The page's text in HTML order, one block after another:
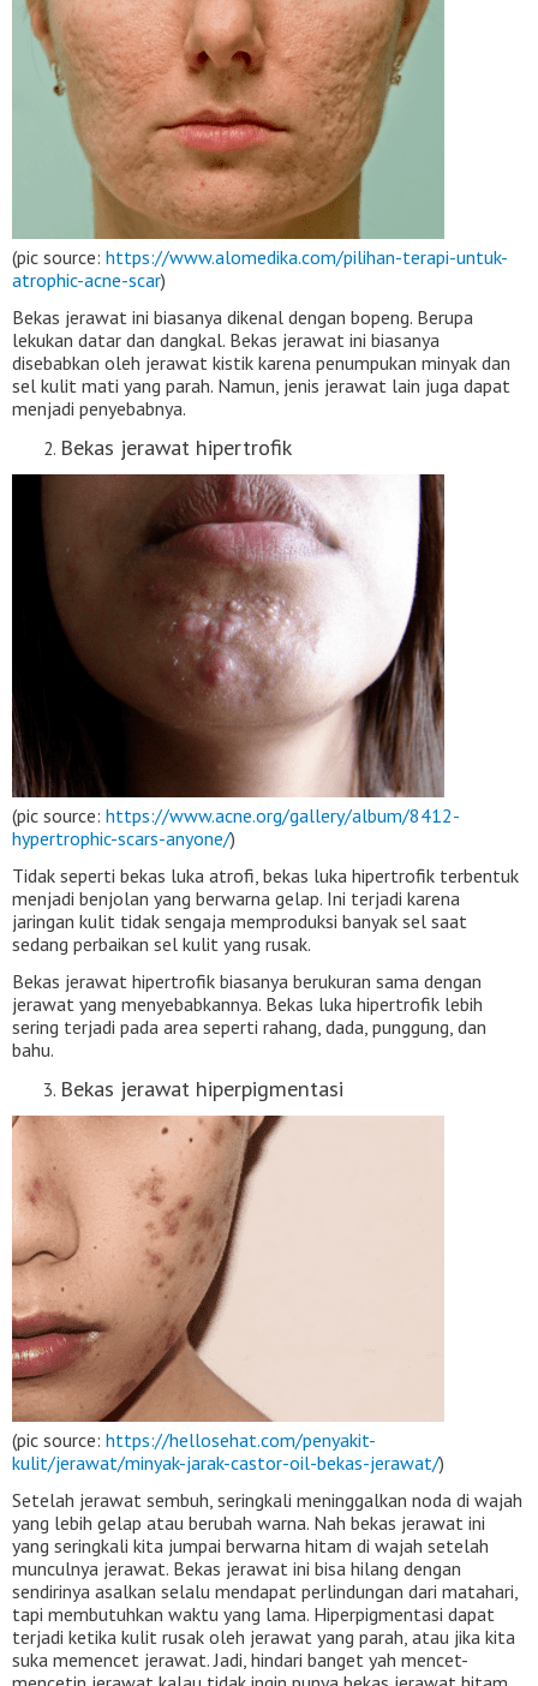
(pic source: https://www.alomedika.com/pilihan-terapi-untuk-
atrophic-acne-scar)
Bekas jerawat ini biasanya dikenal dengan bopeng. Berupa
lekukan datar dan dangkal. Bekas jerawat ini biasanya
disebabkan oleh jerawat kistik karena penumpukan minyak dan
sel kulit mati yang parah. Namun, jenis jerawat lain juga dapat
menjadi penyebabnya.
Bekas jerawat hipertrofik
(pic source: https://www.acne.org/gallery/album/8412-
hypertrophic-scars-anyone/)
Tidak seperti bekas luka atrofi, bekas luka hipertrofik terbentuk
menjadi benjolan yang berwarna gelap. Ini terjadi karena
jaringan kulit tidak sengaja memproduksi banyak sel saat
sedang perbaikan sel kulit yang rusak.
Bekas jerawat hipertrofik biasanya berukuran sama dengan
jerawat yang menyebabkannya. Bekas luka hipertrofik lebih
sering terjadi pada area seperti rahang, dada, punggung, dan
bahu.
Bekas jerawat hiperpigmentasi
(pic source: https://hellosehat.com/penyakit-
kulit/jerawat/minyak-jarak-castor-oil-bekas-jerawat/)
Setelah jerawat sembuh, seringkali meninggalkan noda di wajah
yang lebih gelap atau berubah warna. Nah bekas jerawat ini
yang seringkali kita jumpai berwarna hitam di wajah setelah
munculnya jerawat. Bekas jerawat ini bisa hilang dengan
sendirinya asalkan selalu mendapat perlindungan dari matahari,
tapi membutuhkan waktu yang lama. Hiperpigmentasi dapat
terjadi ketika kulit rusak oleh jerawat yang parah, atau jika kita
suka memencet jerawat. Jadi, hindari banget yah mencet-